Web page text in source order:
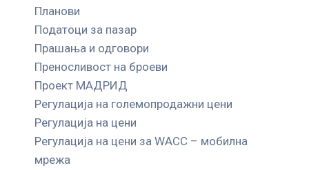
Планови
Податоци за пазар
Прашања и одговори
Преносливост на броеви
Проект МАДРИД
Регулација на големопродажни цени
Регулација на цени
Регулација на цени за WACC – мобилна
мрежа